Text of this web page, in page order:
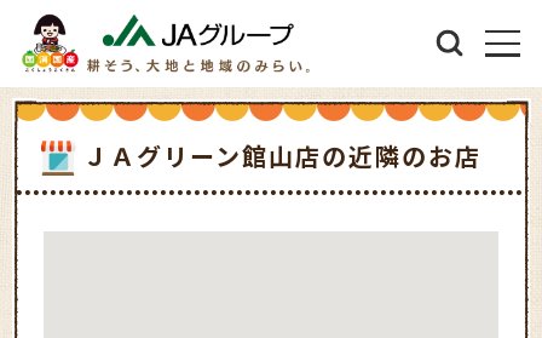
ＪＡグリーン館山店の近隣のお店